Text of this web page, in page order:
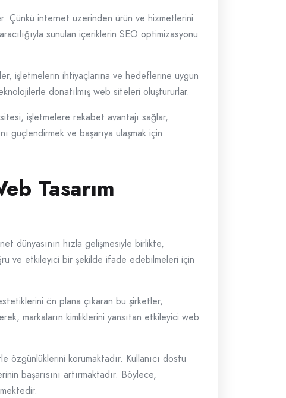
Çünkü internet üzerinden ürün ve hizmetlerini
sunulan içeriklerin SEO optimizasyonu
işletmelerin ihtiyaçlarına ve hedeflerine uygun
donatılmış web siteleri oluştururlar.
işletmelere rekabet avantajı sağlar,
güçlendirmek ve başarıya ulaşmak için
Tasarım
dünyasının hızla gelişmesiyle birlikte,
ve etkileyici bir şekilde ifade edebilmeleri için
ön plana çıkaran bu şirketler,
markaların kimliklerini yansıtan etkileyici web
özgünlüklerini korumaktadır. Kullanıcı dostu
başarısını artırmaktadır. Böylece,